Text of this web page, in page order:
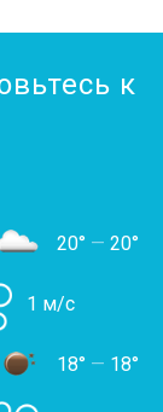
к
20° — 20°
1 м/с
18° — 18°